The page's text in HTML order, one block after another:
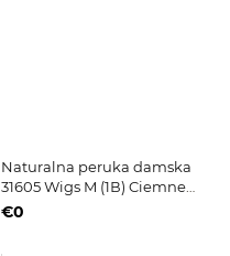
Naturalna peruka damska
31605 Wigs M (1В) Ciemne
włosy średniej długości
€0